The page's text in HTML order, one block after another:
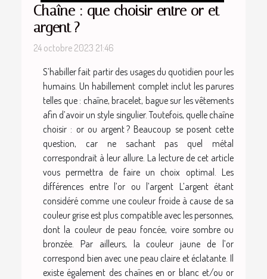
Chaîne : que choisir entre or et
argent ?
24 octobre 2023 21:46
S’habiller fait partir des usages du quotidien pour les
humains. Un habillement complet inclut les parures
telles que : chaîne, bracelet, bague sur les vêtements
afin d’avoir un style singulier. Toutefois, quelle chaîne
choisir : or ou argent ? Beaucoup se posent cette
question, car ne sachant pas quel métal
correspondrait à leur allure. La lecture de cet article
vous permettra de faire un choix optimal. Les
différences entre l’or ou l’argent L’argent étant
considéré comme une couleur froide à cause de sa
couleur grise est plus compatible avec les personnes,
dont la couleur de peau foncée, voire sombre ou
bronzée. Par ailleurs, la couleur jaune de l’or
correspond bien avec une peau claire et éclatante. Il
existe également des chaînes en or blanc et/ou or